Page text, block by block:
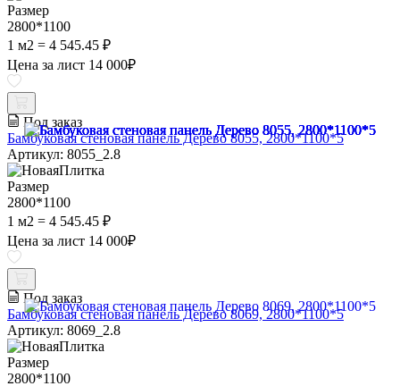
Размер
2800*1100
1 м2 = 4 545.45 ₽
Цена за лист 14 000₽
Под заказ
Бамбуковая стеновая панель Дерево 8055, 2800*1100*5
Артикул: 8055_2.8
Размер
2800*1100
1 м2 = 4 545.45 ₽
Цена за лист 14 000₽
Под заказ
Бамбуковая стеновая панель Дерево 8069, 2800*1100*5
Артикул: 8069_2.8
Размер
2800*1100